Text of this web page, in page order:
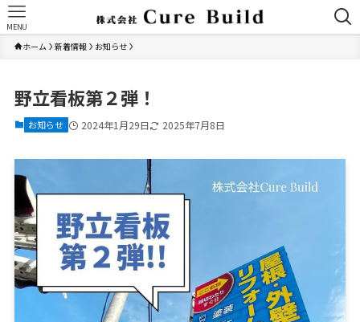
MENU
ホーム 新着情報 お知らせ
野立看板第２弾！
お知らせ 2024年1月29日 2025年7月8日